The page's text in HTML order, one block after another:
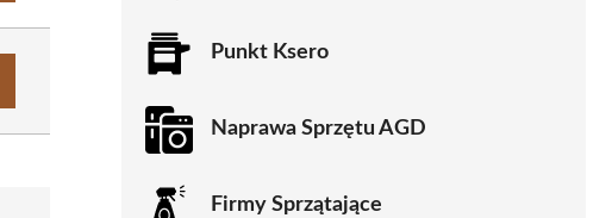
Punkt Ksero
Naprawa Sprzętu AGD
Firmy Sprzątające